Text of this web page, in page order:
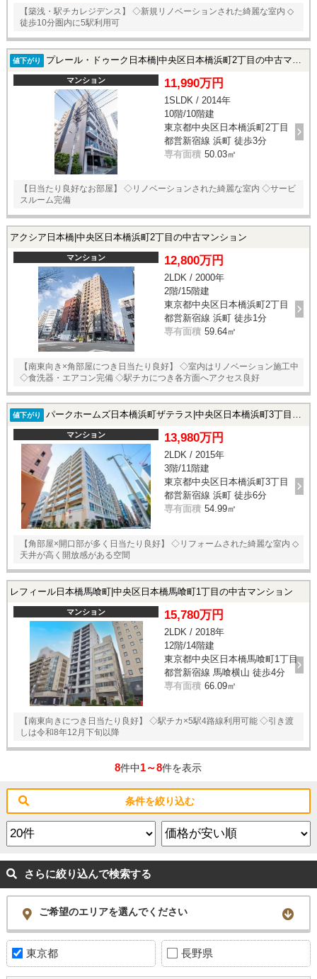
【築浅・駅チカレジデンス】 ◇新規リノベーションされた綺麗な室内 ◇
徒歩10分圏内に5駅利用可
値下がり プレール・ドゥーク日本橋|中央区日本橋浜町2丁目の中古マンション
マンション 11,990万円
1SLDK / 2014年
10階/10階建
東京都中央区日本橋浜町2丁目
都営新宿線 浜町 徒歩3分
専有面積 50.03㎡
【日当たり良好なお部屋】 ◇リノベーションされた綺麗な室内 ◇サービ
スルーム完備
アクシア日本橋|中央区日本橋浜町2丁目の中古マンション
マンション 12,800万円
2LDK / 2000年
2階/15階建
東京都中央区日本橋浜町2丁目
都営新宿線 浜町 徒歩1分
専有面積 59.64㎡
【南東向き×角部屋につき日当たり良好】 ◇室内はリノベーション施工中
◇食洗器・エアコン完備 ◇駅チカにつき各方面へアクセス良好
値下がり パークホームズ日本橋浜町ザテラス|中央区日本橋浜町3丁目の中古マンション
マンション 13,980万円
2LDK / 2015年
3階/11階建
東京都中央区日本橋浜町3丁目
都営新宿線 浜町 徒歩6分
専有面積 54.99㎡
【角部屋×開口部が多く日当たり良好】 ◇リフォームされた綺麗な室内 ◇
天井が高く開放感がある空間
レフィール日本橋馬喰町|中央区日本橋馬喰町1丁目の中古マンション
マンション 15,780万円
2LDK / 2018年
12階/14階建
東京都中央区日本橋馬喰町1丁目
都営新宿線 馬喰横山 徒歩4分
専有面積 66.09㎡
【南東向きにつき日当たり良好】 ◇駅チカ×5駅4路線利用可能 ◇引き渡
しは令和8年12月下旬以降
8件中1～8件を表示
条件を絞り込む
さらに絞り込んで検索する
ご希望のエリアを選んでください
東京都 長野県